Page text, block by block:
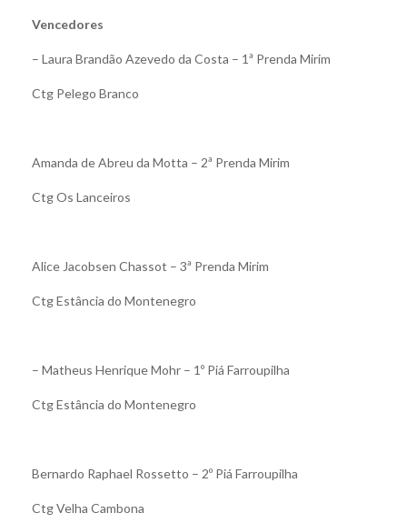
Vencedores
– Laura Brandão Azevedo da Costa – 1ª Prenda Mirim
Ctg Pelego Branco
Amanda de Abreu da Motta – 2ª Prenda Mirim
Ctg Os Lanceiros
Alice Jacobsen Chassot – 3ª Prenda Mirim
Ctg Estância do Montenegro
– Matheus Henrique Mohr – 1º Piá Farroupilha
Ctg Estância do Montenegro
Bernardo Raphael Rossetto – 2º Piá Farroupilha
Ctg Velha Cambona